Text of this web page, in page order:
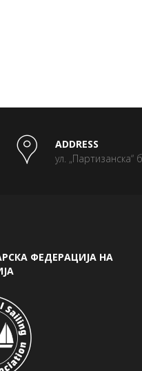
ADDRESS
ул. „Партизанска“
ФЕДЕРАЦИЈА НА